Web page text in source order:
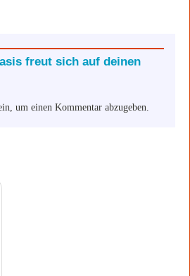
freut sich auf deinen
um einen Kommentar abzugeben.